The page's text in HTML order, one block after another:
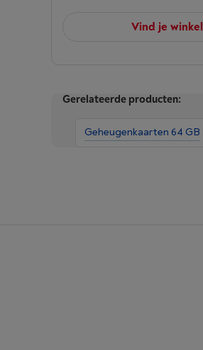
Vind je winkel
Gerelateerde producten:
Geheugenkaarten 64 GB